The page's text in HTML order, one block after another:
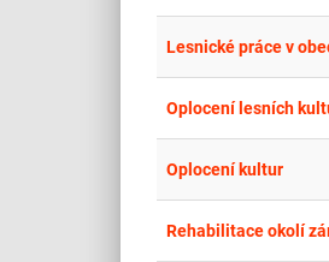
Lesnické práce v
Oplocení lesních
Oplocení kultur
Rehabilitace okolí